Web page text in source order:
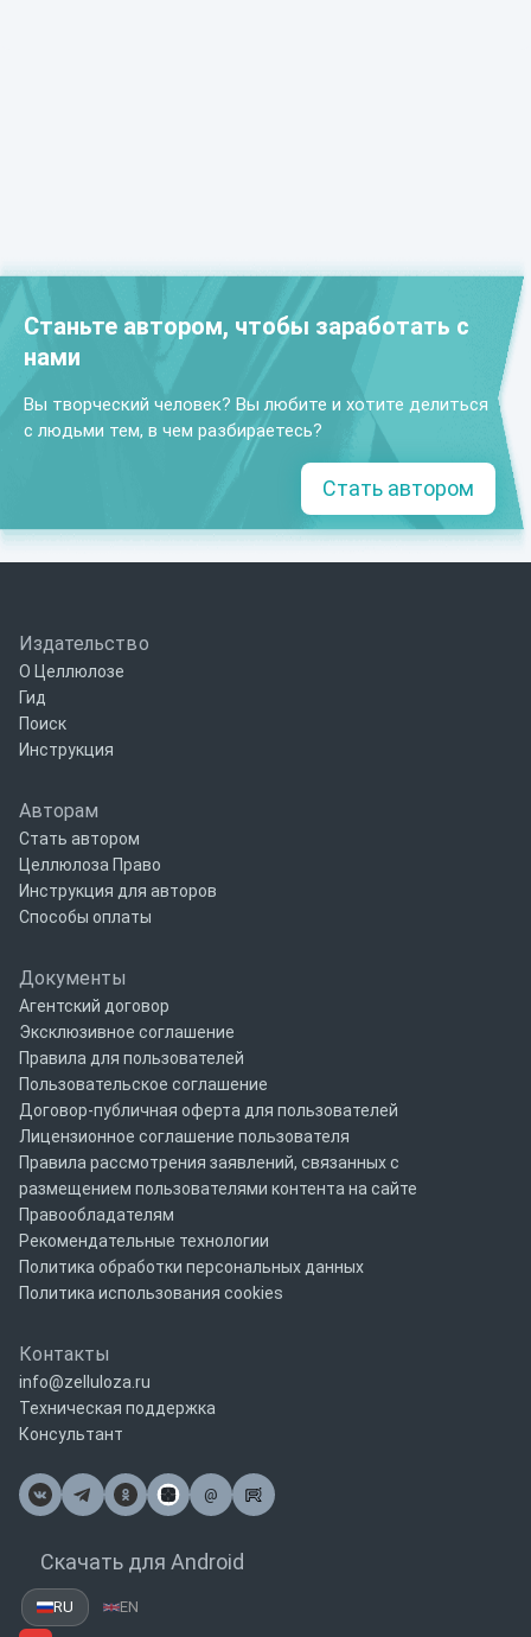
Станьте автором, чтобы заработать с
нами
Вы творческий человек? Вы любите и хотите делиться
с людьми тем, в чем разбираетесь?
Стать автором
Издательство
О Целлюлозе
Гид
Поиск
Инструкция
Авторам
Стать автором
Целлюлоза Право
Инструкция для авторов
Способы оплаты
Документы
Агентский договор
Эксклюзивное соглашение
Правила для пользователей
Пользовательское соглашение
Договор-публичная оферта для пользователей
Лицензионное соглашение пользователя
Правила рассмотрения заявлений, связанных с
размещением пользователями контента на сайте
Правообладателям
Рекомендательные технологии
Политика обработки персональных данных
Политика использования cookies
Контакты
info@zelluloza.ru
Техническая поддержка
Консультант
@
Почта
Скачать для Android
RU EN